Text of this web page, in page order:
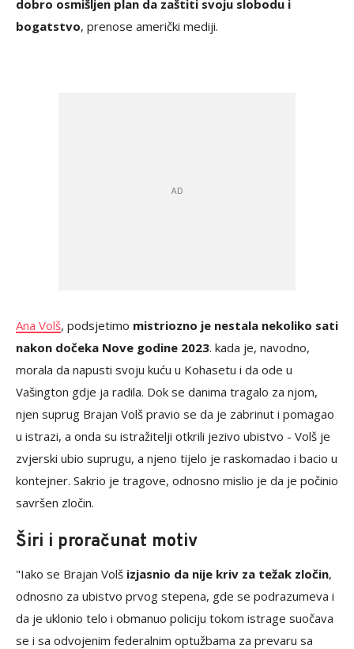
dobro osmišljen plan da zaštiti svoju slobodu i
bogatstvo, prenose američki mediji.
Ana Volš, podsjetimo mistriozno je nestala nekoliko sati
nakon dočeka Nove godine 2023. kada je, navodno,
morala da napusti svoju kuću u Kohasetu i da ode u
Vašington gdje ja radila. Dok se danima tragalo za njom,
njen suprug Brajan Volš pravio se da je zabrinut i pomagao
u istrazi, a onda su istražitelji otkrili jezivo ubistvo - Volš je
zvjerski ubio suprugu, a njeno tijelo je raskomadao i bacio u
kontejner. Sakrio je tragove, odnosno mislio je da je počinio
savršen zločin.
Širi i proračunat motiv
"Iako se Brajan Volš izjasnio da nije kriv za težak zločin,
odnosno za ubistvo prvog stepena, gde se podrazumeva i
da je uklonio telo i obmanuo policiju tokom istrage suočava
se i sa odvojenim federalnim optužbama za prevaru sa